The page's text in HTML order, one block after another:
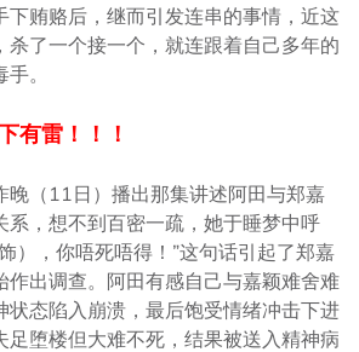
下贿赂后，继而引发连串的事情，近这
杀了一个接一个，就连跟着自己多年的
。
有雷！！！
晚（11日）播出那集讲述阿田与郑嘉
系，想不到百密一疏，她于睡梦中呼
），你唔死唔得！”这句话引起了郑嘉
作出调查。阿田有感自己与嘉颖难舍难
状态陷入崩溃，最后饱受情绪冲击下进
足堕楼但大难不死，结果被送入精神病